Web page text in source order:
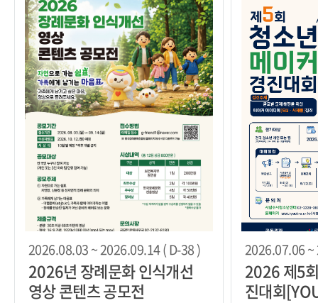
2026.08.03 ~ 2026.09.14 ( D-38 )
2026년 장례문화 인식개선
영상 콘텐츠 공모전
2026.07.06 ~
2026 제5
진대회